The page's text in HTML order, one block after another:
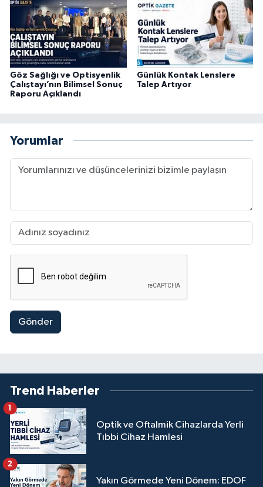
Göz Sağlığı ve Optisyenlik
Çalıştayı’nın Bilimsel Sonuç
Raporu Açıklandı
Günlük Kontak Lenslere
Talep Artıyor
Yorumlar
Gönder
Trend Haberler
Optik ve Oftalmik Cihazlarda Yerli
Tıbbi Cihaz Hamlesi
1
Yakın Görmede Yeni Dönem: EDOF
2